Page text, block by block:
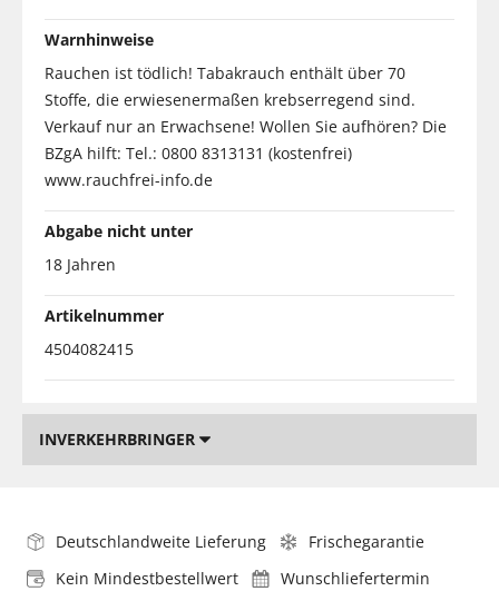
Warnhinweise
Rauchen ist tödlich! Tabakrauch enthält über 70
Stoffe, die erwiesenermaßen krebserregend sind.
Verkauf nur an Erwachsene! Wollen Sie aufhören? Die
BZgA hilft: Tel.: 0800 8313131 (kostenfrei)
www.rauchfrei-info.de
Abgabe nicht unter
18 Jahren
Artikelnummer
4504082415
INVERKEHRBRINGER
Deutschlandweite Lieferung
Frischegarantie
Kein Mindestbestellwert
Wunschliefertermin